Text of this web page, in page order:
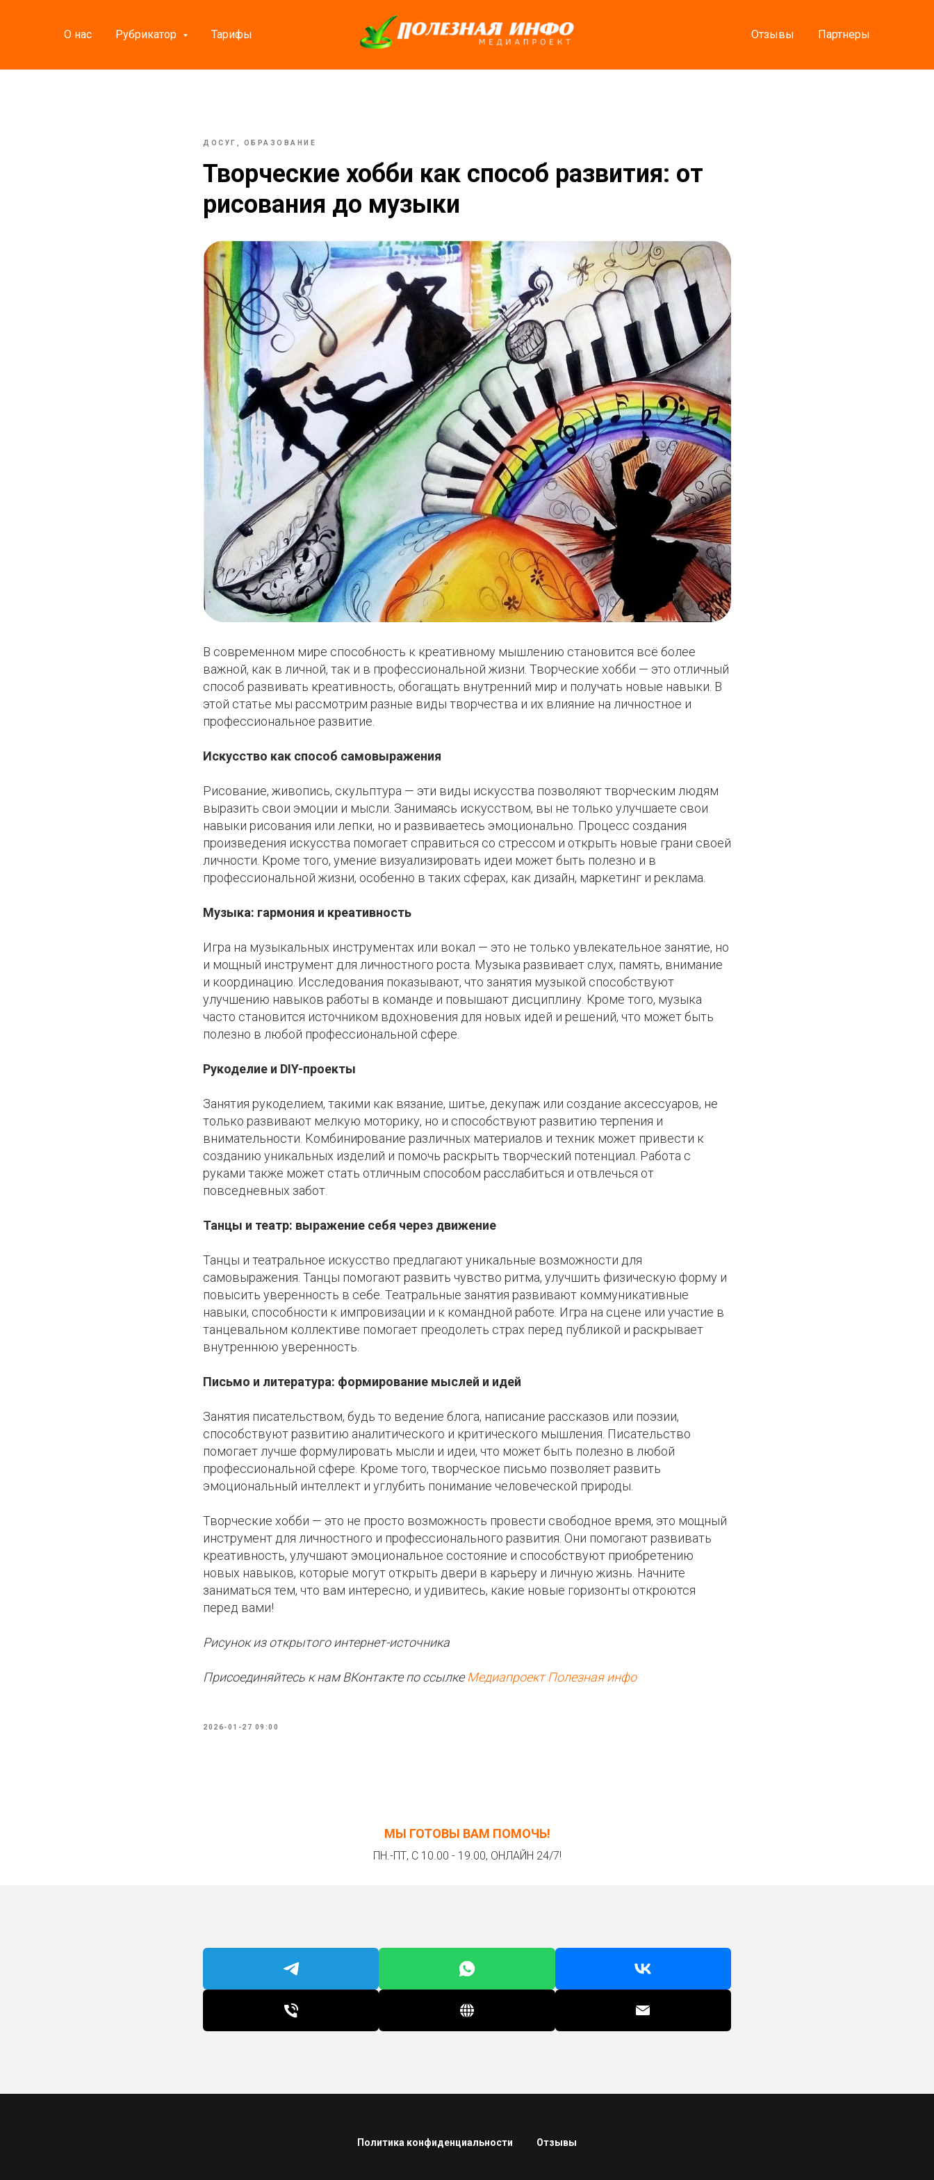
О нас Рубрикатор Тарифы Отзывы Партнеры
ДОСУГ, ОБРАЗОВАНИЕ
Творческие хобби как способ развития: от
рисования до музыки
В современном мире способность к креативному мышлению становится всё более
важной, как в личной, так и в профессиональной жизни. Творческие хобби — это отличный
способ развивать креативность, обогащать внутренний мир и получать новые навыки. В
этой статье мы рассмотрим разные виды творчества и их влияние на личностное и
профессиональное развитие.
Искусство как способ самовыражения
Рисование, живопись, скульптура — эти виды искусства позволяют творческим людям
выразить свои эмоции и мысли. Занимаясь искусством, вы не только улучшаете свои
навыки рисования или лепки, но и развиваетесь эмоционально. Процесс создания
произведения искусства помогает справиться со стрессом и открыть новые грани своей
личности. Кроме того, умение визуализировать идеи может быть полезно и в
профессиональной жизни, особенно в таких сферах, как дизайн, маркетинг и реклама.
Музыка: гармония и креативность
Игра на музыкальных инструментах или вокал — это не только увлекательное занятие, но
и мощный инструмент для личностного роста. Музыка развивает слух, память, внимание
и координацию. Исследования показывают, что занятия музыкой способствуют
улучшению навыков работы в команде и повышают дисциплину. Кроме того, музыка
часто становится источником вдохновения для новых идей и решений, что может быть
полезно в любой профессиональной сфере.
Рукоделие и DIY-проекты
Занятия рукоделием, такими как вязание, шитье, декупаж или создание аксессуаров, не
только развивают мелкую моторику, но и способствуют развитию терпения и
внимательности. Комбинирование различных материалов и техник может привести к
созданию уникальных изделий и помочь раскрыть творческий потенциал. Работа с
руками также может стать отличным способом расслабиться и отвлечься от
повседневных забот.
Танцы и театр: выражение себя через движение
Танцы и театральное искусство предлагают уникальные возможности для
самовыражения. Танцы помогают развить чувство ритма, улучшить физическую форму и
повысить уверенность в себе. Театральные занятия развивают коммуникативные
навыки, способности к импровизации и к командной работе. Игра на сцене или участие в
танцевальном коллективе помогает преодолеть страх перед публикой и раскрывает
внутреннюю уверенность.
Письмо и литература: формирование мыслей и идей
Занятия писательством, будь то ведение блога, написание рассказов или поэзии,
способствуют развитию аналитического и критического мышления. Писательство
помогает лучше формулировать мысли и идеи, что может быть полезно в любой
профессиональной сфере. Кроме того, творческое письмо позволяет развить
эмоциональный интеллект и углубить понимание человеческой природы.
Творческие хобби — это не просто возможность провести свободное время, это мощный
инструмент для личностного и профессионального развития. Они помогают развивать
креативность, улучшают эмоциональное состояние и способствуют приобретению
новых навыков, которые могут открыть двери в карьеру и личную жизнь. Начните
заниматься тем, что вам интересно, и удивитесь, какие новые горизонты откроются
перед вами!
Рисунок из открытого интернет-источника
Присоединяйтесь к нам ВКонтакте по ссылкеМедиапроект Полезная инфо
2026-01-27 09:00
МЫ ГОТОВЫ ВАМ ПОМОЧЬ!
ПН.-ПТ, С 10.00 - 19.00, ОНЛАЙН 24/7!
Политика конфиденциальности Отзывы